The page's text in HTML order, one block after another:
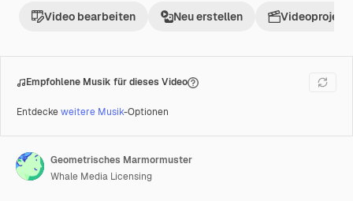
Video bearbeiten Neu erstellen Videoprojekt
Empfohlene Musik für dieses Video
Entdeckeweitere Musik-Optionen
Geometrisches Marmormuster
Whale Media Licensing